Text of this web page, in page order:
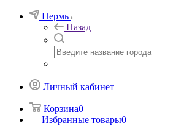
Пермь
Назад
Личный кабинет
Корзина0
Избранные товары0